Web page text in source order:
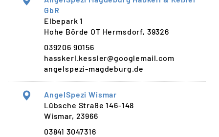
GbR
Elbepark 1
Hohe Börde OT Hermsdorf, 39326
039206 90156
hasskerl.kessler@googlemail.com
angelspezi-magdeburg.de
AngelSpezi Wismar
Lübsche Straße 146-148
Wismar, 23966
03841 3047316